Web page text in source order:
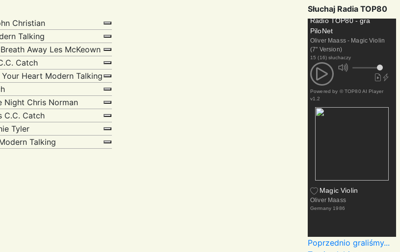
Christian
Talking
Away Les McKeown
Catch
Heart Modern Talking
Night Chris Norman
C.C. Catch
Tyler
Talking
Słuchaj Radia TOP80
Radio TOP80 - gra
PiloNet
Oliver Maass - Magic Violin
(7" Version)
15 (16) słuchaczy
Powered by © TOP80 AI Player
v1.2
Magic Violin
Oliver Maass
Germany 1986
Poprzednio graliśmy...